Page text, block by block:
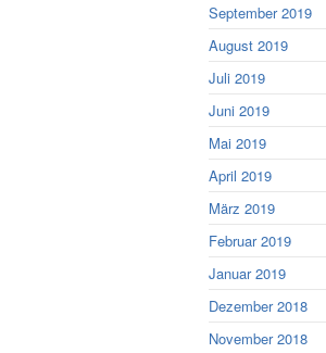
September 2019
August 2019
Juli 2019
Juni 2019
Mai 2019
April 2019
März 2019
Februar 2019
Januar 2019
Dezember 2018
November 2018